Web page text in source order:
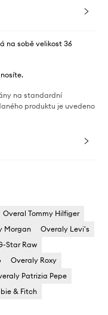
na sobě velikost 36
na standardní
produktu je uvedeno
Overal Tommy Hilfiger
Morgan
Overaly Levi's
Star Raw
Overaly Roxy
Patrizia Pepe
& Fitch